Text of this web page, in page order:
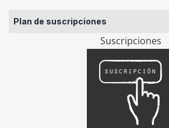
Plan de suscripciones
Suscripciones